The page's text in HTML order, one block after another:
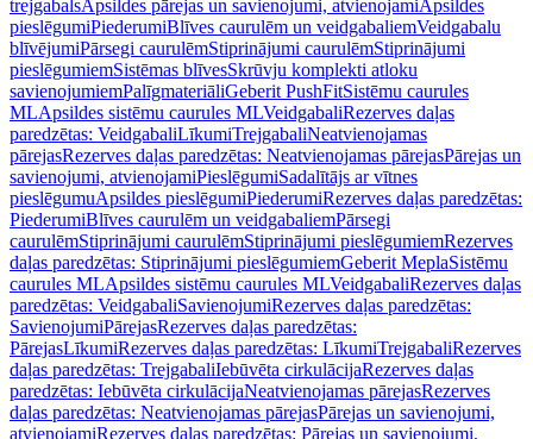
trejgabalsApsildes pārejas un savienojumi, atvienojamiApsildes
pieslēgumiPiederumiBlīves caurulēm un veidgabaliemVeidgabalu
blīvējumiPārsegi caurulēmStiprinājumi caurulēmStiprinājumi
pieslēgumiemSistēmas blīvesSkrūvju komplekti atloku
savienojumiemPalīgmateriāliGeberit PushFitSistēmu caurules
MLApsildes sistēmu caurules MLVeidgabaliRezerves daļas
paredzētas: VeidgabaliLīkumiTrejgabaliNeatvienojamas
pārejasRezerves daļas paredzētas: Neatvienojamas pārejasPārejas un
savienojumi, atvienojamiPieslēgumiSadalītājs ar vītnes
pieslēgumuApsildes pieslēgumiPiederumiRezerves daļas paredzētas:
PiederumiBlīves caurulēm un veidgabaliemPārsegi
caurulēmStiprinājumi caurulēmStiprinājumi pieslēgumiemRezerves
daļas paredzētas: Stiprinājumi pieslēgumiemGeberit MeplaSistēmu
caurules MLApsildes sistēmu caurules MLVeidgabaliRezerves daļas
paredzētas: VeidgabaliSavienojumiRezerves daļas paredzētas:
SavienojumiPārejasRezerves daļas paredzētas:
PārejasLīkumiRezerves daļas paredzētas: LīkumiTrejgabaliRezerves
daļas paredzētas: TrejgabaliIebūvēta cirkulācijaRezerves daļas
paredzētas: Iebūvēta cirkulācijaNeatvienojamas pārejasRezerves
daļas paredzētas: Neatvienojamas pārejasPārejas un savienojumi,
atvienojamiRezerves daļas paredzētas: Pārejas un savienojumi,